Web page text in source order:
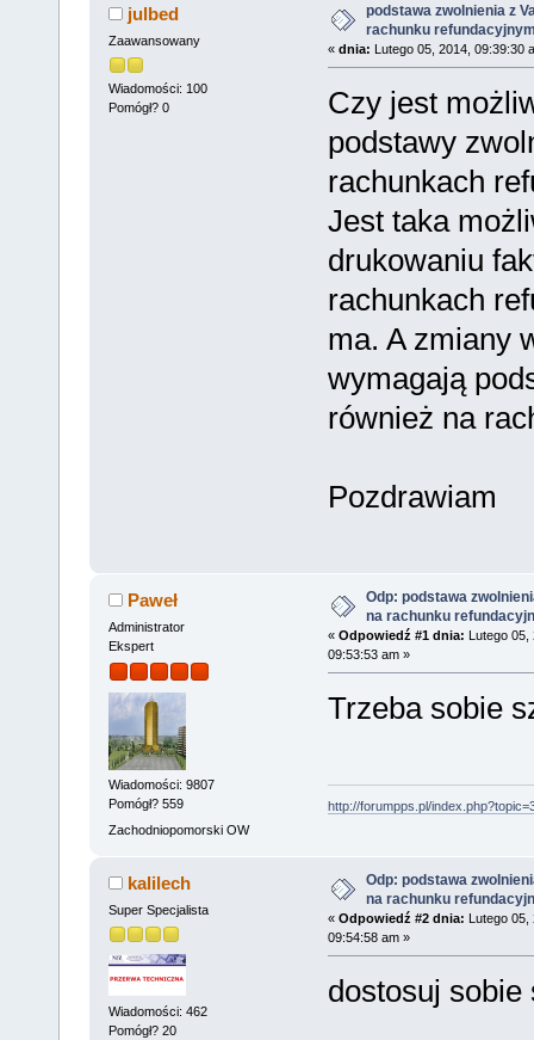
julbed
Zaawansowany
Wiadomości: 100
Pomógł? 0
podstawa zwolnienia z
rachunku
« dnia: Lutego 05, 2014, 09:39:30
Czy jest
podstawy
rachunkach
Jest taka
drukowaniu
rachunkach
ma. A zmiany
wymagają
również na
Pozdrawiam
Paweł
Administrator
Ekspert
Wiadomości: 9807
Pomógł? 559
Zachodniopomorski OW
Odp: podstawa
na rachunku
« Odpowiedź #1 dnia: Lutego 05,
09:53:53 am »
Trzeba sobie
http://forumpps.pl/
kalilech
Super Specjalista
Wiadomości: 462
Pomógł? 20
Odp: podstawa
na rachunku
« Odpowiedź #2 dnia: Lutego 05,
09:54:58 am »
dostosuj sobie